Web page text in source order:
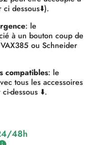
dessous⬇️).
: le
à un bouton coup de
ou Schneider
compatibles: le
tous les accessoires
dessous ⬇️.
48h